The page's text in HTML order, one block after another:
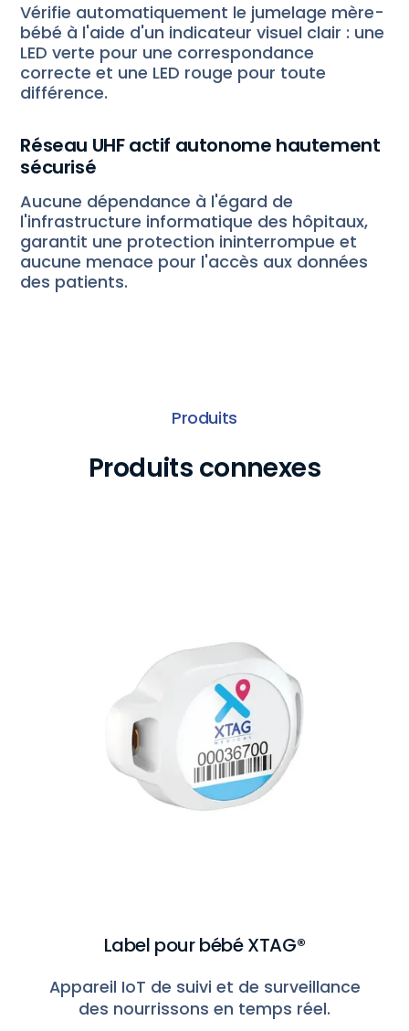
Vérifie automatiquement le jumelage mère-
bébé à l'aide d'un indicateur visuel clair : une
LED verte pour une correspondance
correcte et une LED rouge pour toute
différence.
Réseau UHF actif autonome hautement
sécurisé
Aucune dépendance à l'égard de
l'infrastructure informatique des hôpitaux,
garantit une protection ininterrompue et
aucune menace pour l'accès aux données
des patients.
Produits
Produits connexes
Label pour bébé XTAG®
Appareil IoT de suivi et de surveillance
des nourrissons en temps réel.